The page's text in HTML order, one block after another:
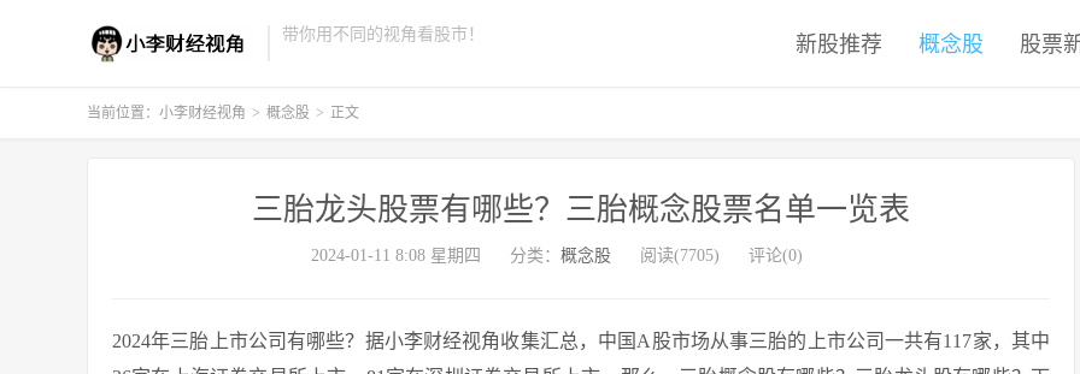
带你用不同的视角看股市！ 新股推荐 概念股 股票
当前位置： 小李财经视角 > 概念股 > 正文
三胎龙头股票有哪些？三胎概念股票名单一览表
2024-01-11 8:08 星期四 分类： 概念股 阅读(7705) 评论(0)
2024年三胎上市公司有哪些？据小李财经视角收集汇总，中国A股市场从事三胎的上市公司一共有117家，其中